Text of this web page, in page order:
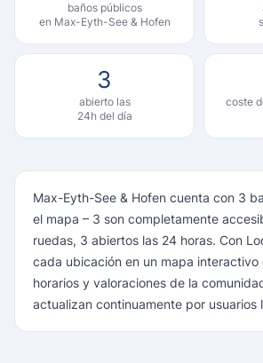
baños públicos
en Max-Eyth-See & Hofen
3
abierto las
24h del día
coste
Max-Eyth-See & Hofen cuenta con 3
el mapa – 3 son completamente
ruedas, 3 abiertos las 24 horas. Con
cada ubicación en un mapa interactivo
horarios y valoraciones de la
actualizan continuamente por usuarios